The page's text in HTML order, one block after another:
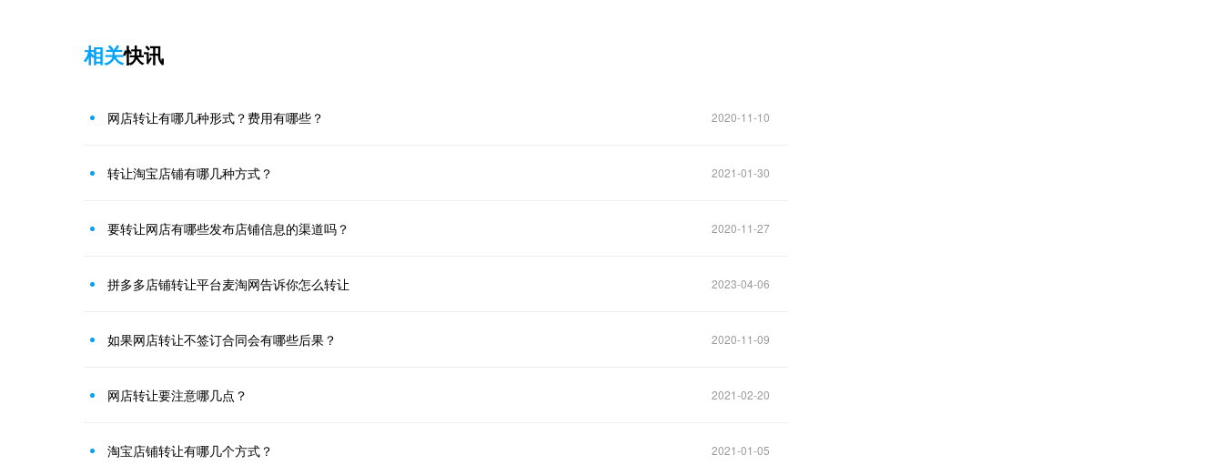
相关快讯
网店转让有哪几种形式？费用有哪些？ 2020-11-10
转让淘宝店铺有哪几种方式？ 2021-01-30
要转让网店有哪些发布店铺信息的渠道吗？ 2020-11-27
拼多多店铺转让平台麦淘网告诉你怎么转让 2023-04-06
如果网店转让不签订合同会有哪些后果？ 2020-11-09
网店转让要注意哪几点？ 2021-02-20
淘宝店铺转让有哪几个方式？ 2021-01-05